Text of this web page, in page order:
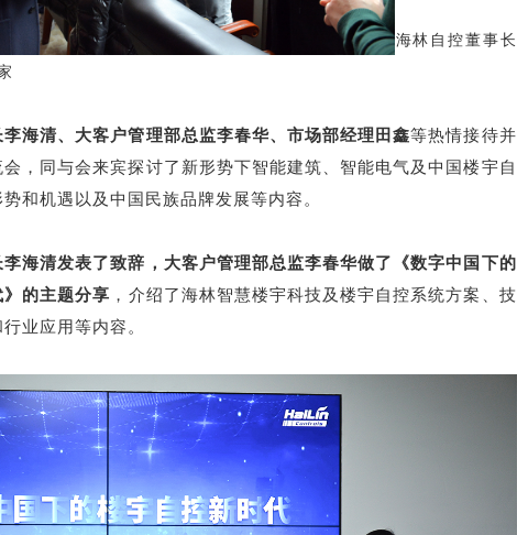
海林自控董事长
海清、大客户管理部总监李春华、市场部经理田鑫等热情接待并
，同与会来宾探讨了新形势下智能建筑、智能电气及中国楼宇自
和机遇以及中国民族品牌发展等内容。
海清发表了致辞，大客户管理部总监李春华做了《数字中国下的
的主题分享 ，介绍了海林智慧楼宇科技及楼宇自控系统方案、技
业应用等内容。